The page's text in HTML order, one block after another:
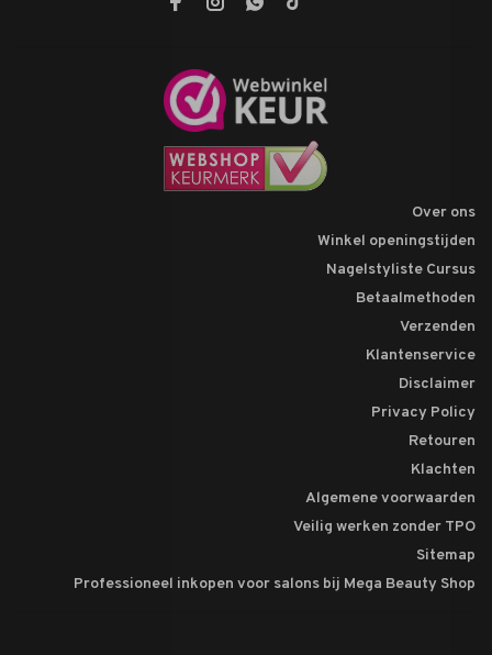
Over ons
Winkel openingstijden
Nagelstyliste Cursus
Betaalmethoden
Verzenden
Klantenservice
Disclaimer
Privacy Policy
Retouren
Klachten
Algemene voorwaarden
Veilig werken zonder TPO
Sitemap
Professioneel inkopen voor salons bij Mega Beauty Shop